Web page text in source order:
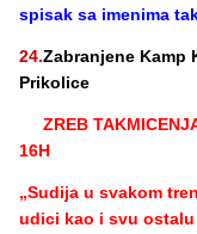
spisak sa imenima
24.Zabranjene Kamp
Prikolice
ZREB
16H
„Sudija u svakom
udici kao i svu